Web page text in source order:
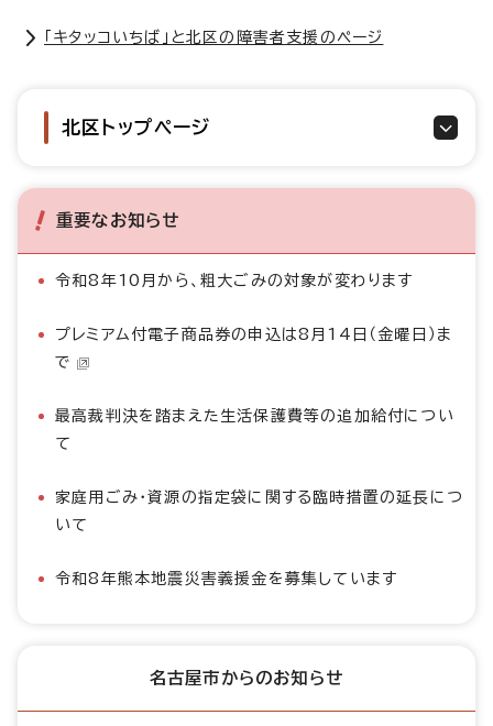
「キタッコいちば」と北区の障害者支援のページ
北区トップページ
重要なお知らせ
令和8年10月から、粗大ごみの対象が変わります
プレミアム付電子商品券の申込は8月14日（金曜日）ま
で
最高裁判決を踏まえた生活保護費等の追加給付につい
て
家庭用ごみ・資源の指定袋に関する臨時措置の延長につ
いて
令和8年熊本地震災害義援金を募集しています
名古屋市からのお知らせ